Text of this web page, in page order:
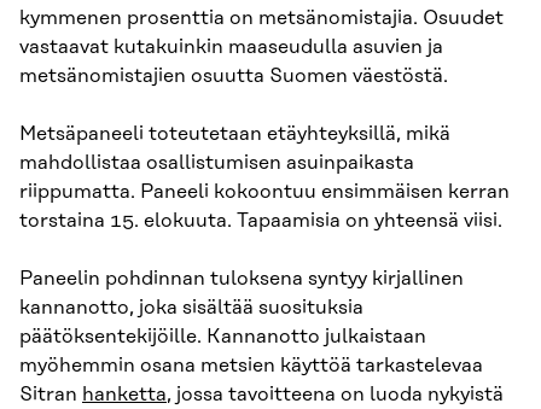
kymmenen prosenttia on metsänomistajia. Osuudet
vastaavat kutakuinkin maaseudulla asuvien ja
metsänomistajien osuutta Suomen väestöstä.
Metsäpaneeli toteutetaan etäyhteyksillä, mikä
mahdollistaa osallistumisen asuinpaikasta
riippumatta. Paneeli kokoontuu ensimmäisen kerran
torstaina 15. elokuuta. Tapaamisia on yhteensä viisi.
Paneelin pohdinnan tuloksena syntyy kirjallinen
kannanotto, joka sisältää suosituksia
päätöksentekijöille. Kannanotto julkaistaan
myöhemmin osana metsien käyttöä tarkastelevaa
Sitran hanketta, jossa tavoitteena on luoda nykyistä